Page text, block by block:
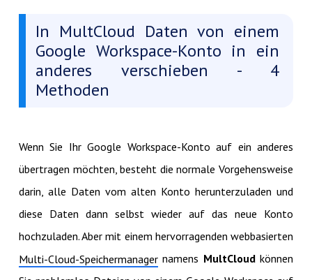
In MultCloud Daten von einem
Google Workspace-Konto in ein
anderes verschieben - 4
Methoden
Wenn Sie Ihr Google Workspace-Konto auf ein anderes
übertragen möchten, besteht die normale Vorgehensweise
darin, alle Daten vom alten Konto herunterzuladen und
diese Daten dann selbst wieder auf das neue Konto
hochzuladen. Aber mit einem hervorragenden webbasierten
Multi-Cloud-Speichermanagernamens MultCloudkönnen